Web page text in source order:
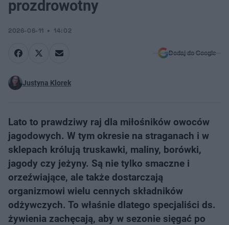
prozdrowotny
2026-06-11 14:02
Dodaj do Google
Justyna Klorek
Lato to prawdziwy raj dla miłośników owoców
jagodowych. W tym okresie na straganach i w
sklepach królują truskawki, maliny, borówki,
jagody czy jeżyny. Są nie tylko smaczne i
orzeźwiające, ale także dostarczają
organizmowi wielu cennych składników
odżywczych. To właśnie dlatego specjaliści ds.
żywienia zachęcają, aby w sezonie sięgać po